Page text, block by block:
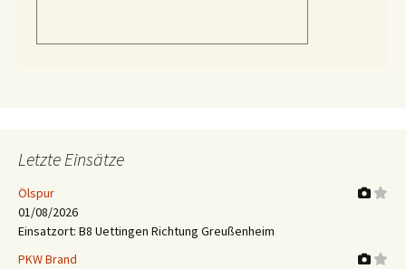
Letzte Einsätze
Ölspur
01/08/2026
Einsatzort: B8 Uettingen Richtung Greußenheim
PKW Brand